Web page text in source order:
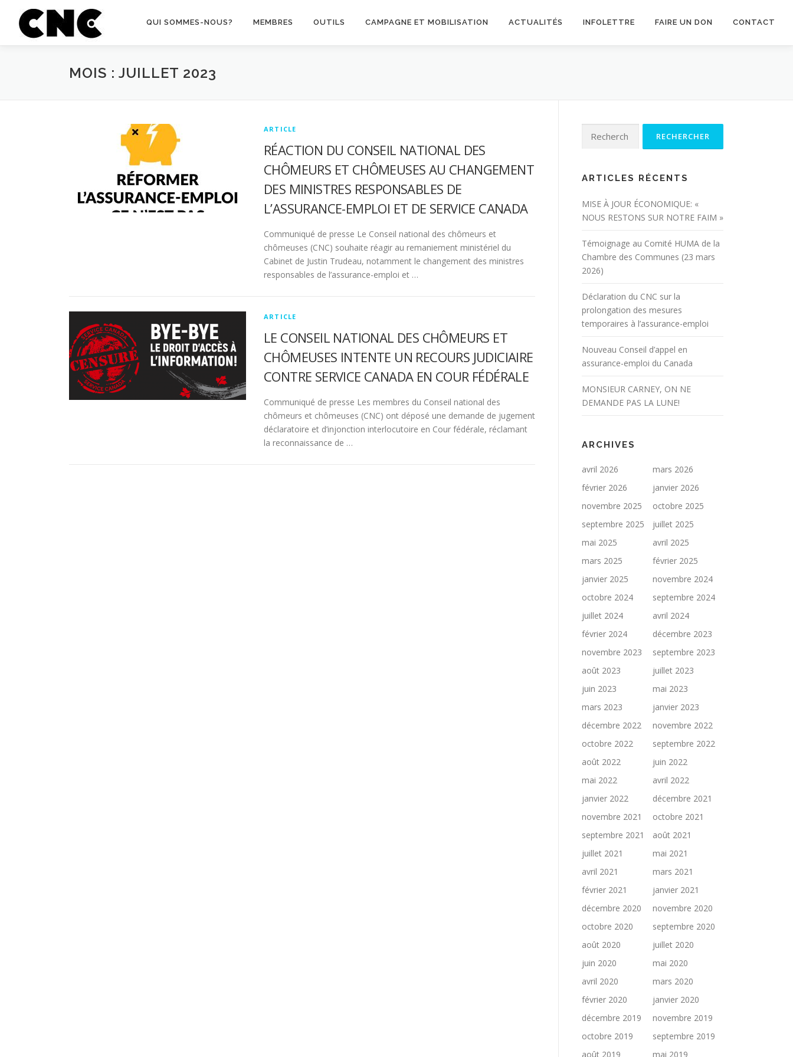
Aller au contenu
QUI SOMMES-NOUS? MEMBRES OUTILS CAMPAGNE ET MOBILISATION ACTUALITÉS INFOLETTRE FAIRE UN DON CONTACT
MOIS : JUILLET 2023
ARTICLE
RÉACTION DU CONSEIL NATIONAL DES
CHÔMEURS ET CHÔMEUSES AU CHANGEMENT
DES MINISTRES RESPONSABLES DE
L’ASSURANCE-EMPLOI ET DE SERVICE CANADA
Communiqué de presse Le Conseil national des chômeurs et
chômeuses (CNC) souhaite réagir au remaniement ministériel du
Cabinet de Justin Trudeau, notamment le changement des ministres
responsables de l’assurance-emploi et …
ARTICLE
LE CONSEIL NATIONAL DES CHÔMEURS ET
CHÔMEUSES INTENTE UN RECOURS JUDICIAIRE
CONTRE SERVICE CANADA EN COUR FÉDÉRALE
Communiqué de presse Les membres du Conseil national des
chômeurs et chômeuses (CNC) ont déposé une demande de jugement
déclaratoire et d’injonction interlocutoire en Cour fédérale, réclamant
la reconnaissance de …
Rechercher :
ARTICLES RÉCENTS
MISE À JOUR ÉCONOMIQUE: «
NOUS RESTONS SUR NOTRE FAIM »
Témoignage au Comité HUMA de la
Chambre des Communes (23 mars
2026)
Déclaration du CNC sur la
prolongation des mesures
temporaires à l’assurance-emploi
Nouveau Conseil d’appel en
assurance-emploi du Canada
MONSIEUR CARNEY, ON NE
DEMANDE PAS LA LUNE!
ARCHIVES
avril 2026
mars 2026
février 2026
janvier 2026
novembre 2025
octobre 2025
septembre 2025
juillet 2025
mai 2025
avril 2025
mars 2025
février 2025
janvier 2025
novembre 2024
octobre 2024
septembre 2024
juillet 2024
avril 2024
février 2024
décembre 2023
novembre 2023
septembre 2023
août 2023
juillet 2023
juin 2023
mai 2023
mars 2023
janvier 2023
décembre 2022
novembre 2022
octobre 2022
septembre 2022
août 2022
juin 2022
mai 2022
avril 2022
janvier 2022
décembre 2021
novembre 2021
octobre 2021
septembre 2021
août 2021
juillet 2021
mai 2021
avril 2021
mars 2021
février 2021
janvier 2021
décembre 2020
novembre 2020
octobre 2020
septembre 2020
août 2020
juillet 2020
juin 2020
mai 2020
avril 2020
mars 2020
février 2020
janvier 2020
décembre 2019
novembre 2019
octobre 2019
septembre 2019
août 2019
mai 2019